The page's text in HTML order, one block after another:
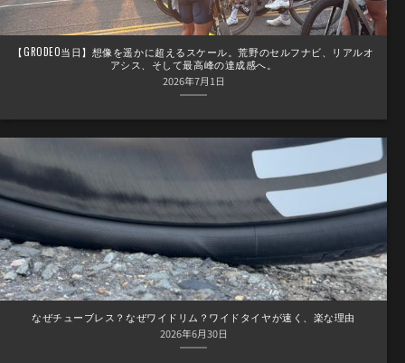
【GRODEO当日】想像を遥かに超えるスケール。荒野のセルフナビ、リアルオ
アシス、そして最高峰の達成感へ。
2026年7月1日
なぜチューブレス？なぜワイドリム？ワイドタイヤが速く、楽な理由
2026年6月30日